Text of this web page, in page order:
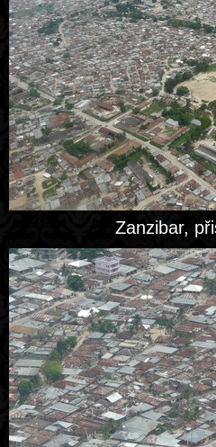
Zanzibar,